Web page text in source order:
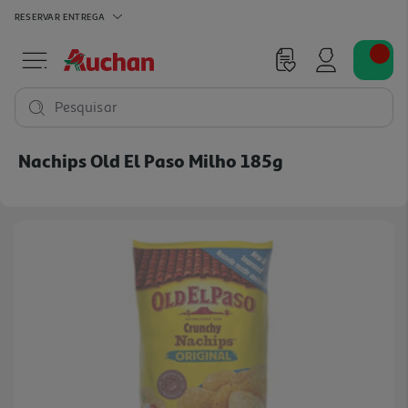
RESERVAR ENTREGA
Pesquisar
Nachips Old El Paso Milho 185g